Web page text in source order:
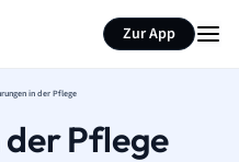
Zur App
in der Pflege
der Pflege